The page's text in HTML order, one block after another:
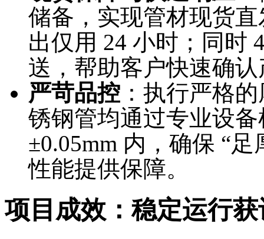
储备，实现管材现货
出仅用 24 小时；同时
送，帮助客户快速确
严苛品控 ：执行严格
锈钢管均通过专业设
±0.05mm 内，确保 “
性能提供保障。
项目成效：稳定运行